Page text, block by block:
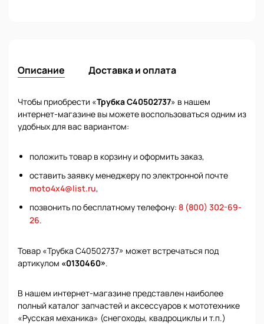
Описание Доставка и оплата
Чтобы приобрести «Трубка C40502737» в нашем
интернет-магазине вы можете воспользоваться одним из
удобных для вас вариантом:
положить товар в корзину и оформить заказ,
оставить заявку менеджеру по электронной почте
moto4x4@list.ru,
позвонить по бесплатному телефону: 8 (800) 302-69-
26.
Товар «Трубка C40502737» может встречаться под
артикулом «0130460».
В нашем интернет-магазине представлен наиболее
полный каталог запчастей и аксессуаров к мототехнике
«Русская механика» (снегоходы, квадроциклы и т.п.)